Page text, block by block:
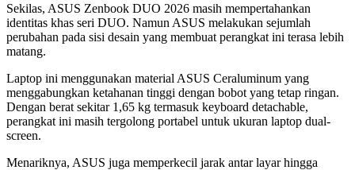
Sekilas, ASUS Zenbook DUO 2026 masih mempertahankan
identitas khas seri DUO. Namun ASUS melakukan sejumlah
perubahan pada sisi desain yang membuat perangkat ini terasa lebih
matang.
Laptop ini menggunakan material ASUS Ceraluminum yang
menggabungkan ketahanan tinggi dengan bobot yang tetap ringan.
Dengan berat sekitar 1,65 kg termasuk keyboard detachable,
perangkat ini masih tergolong portabel untuk ukuran laptop dual-
screen.
Menariknya, ASUS juga memperkecil jarak antar layar hingga